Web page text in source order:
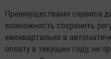
Преимуществами сервиса
возможность сохранить
ежеквартально в
оплату в текущем году, не